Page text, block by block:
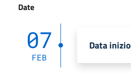
Date
07
FEB
Data inizio